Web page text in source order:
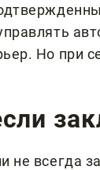
Но при
не всегда